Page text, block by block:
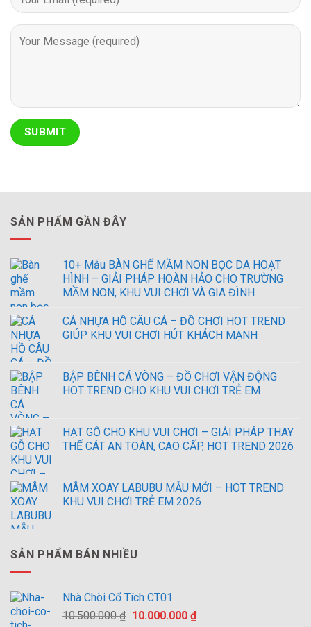
SẢN PHẨM GẦN ĐÂY
10+ Mẫu BÀN GHẾ MẦM NON BỌC DA HOẠT
HÌNH – GIẢI PHÁP HOÀN HẢO CHO TRƯỜNG
MẦM NON, KHU VUI CHƠI VÀ GIA ĐÌNH
CÁ NHỰA HỒ CÂU CÁ – ĐỒ CHƠI HOT TREND
GIÚP KHU VUI CHƠI HÚT KHÁCH MẠNH
BẬP BÊNH CÁ VÒNG – ĐỒ CHƠI VẬN ĐỘNG
HOT TREND CHO KHU VUI CHƠI TRẺ EM
HẠT GỖ CHO KHU VUI CHƠI – GIẢI PHÁP THAY
THẾ CÁT AN TOÀN, CAO CẤP, HOT TREND 2026
MÂM XOAY LABUBU MẪU MỚI – HOT TREND
KHU VUI CHƠI TRẺ EM 2026
SẢN PHẨM BÁN NHIỀU
Nhà Chòi Cổ Tích CT01
10.500.000₫ Giá
10.000.000 ₫Giá